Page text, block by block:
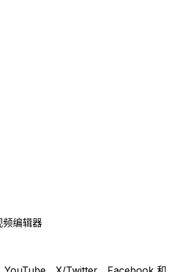
编辑器